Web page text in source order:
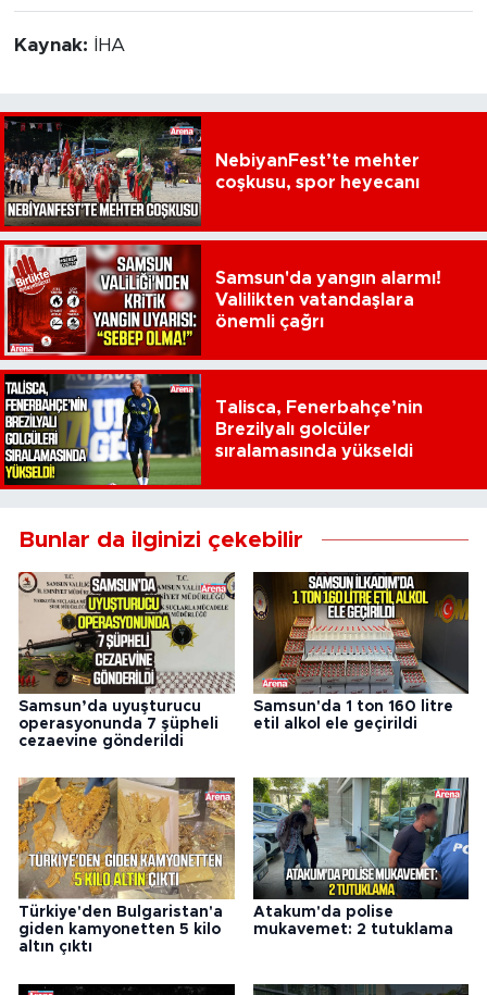
Kaynak: İHA
NebiyanFest’te mehter
coşkusu, spor heyecanı
Samsun'da yangın alarmı!
Valilikten vatandaşlara
önemli çağrı
Talisca, Fenerbahçe’nin
Brezilyalı golcüler
sıralamasında yükseldi
Bunlar da ilginizi çekebilir
Samsun’da uyuşturucu
operasyonunda 7 şüpheli
cezaevine gönderildi
Samsun'da 1 ton 160 litre
etil alkol ele geçirildi
Türkiye'den Bulgaristan'a
giden kamyonetten 5 kilo
altın çıktı
Atakum'da polise
mukavemet: 2 tutuklama